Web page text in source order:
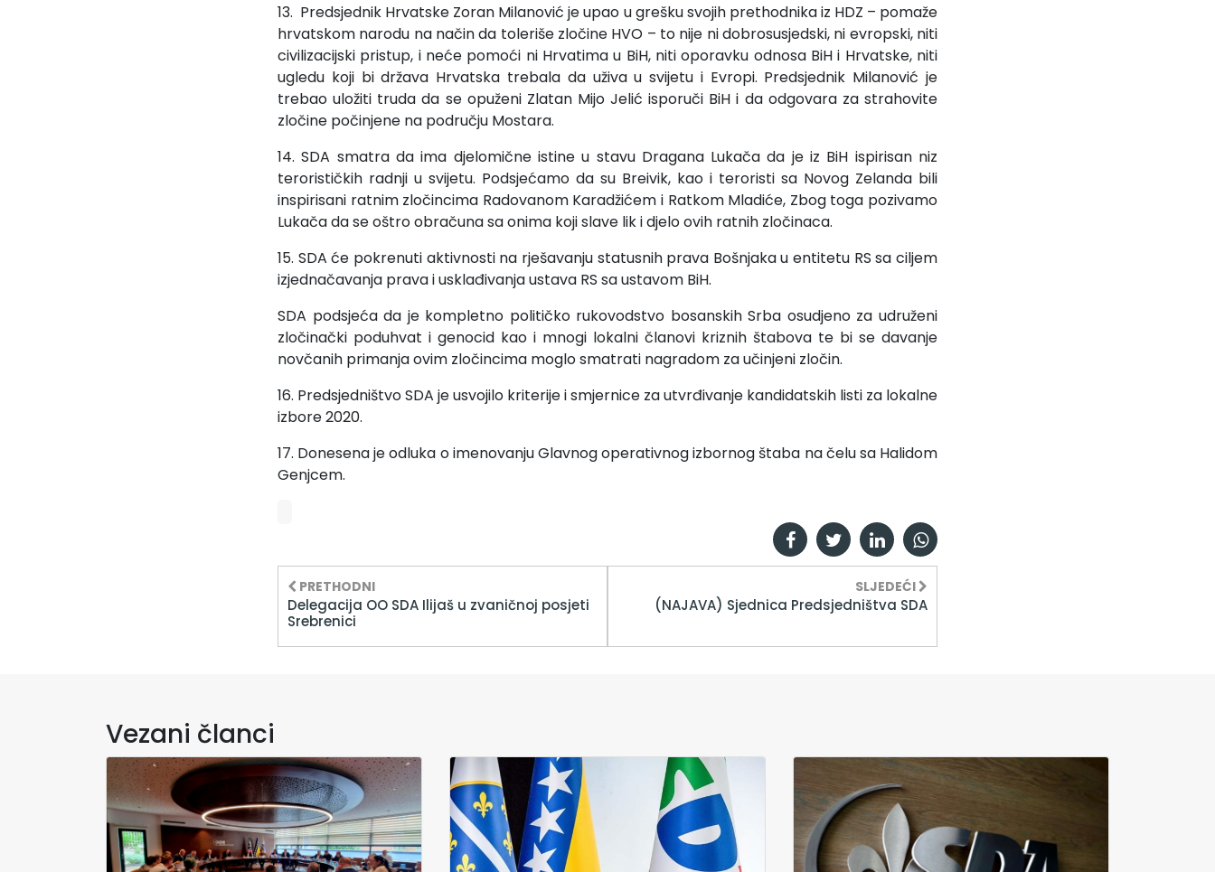
13. Predsjednik Hrvatske Zoran Milanović je upao u grešku svojih prethodnika iz HDZ – pomaže
hrvatskom narodu na način da toleriše zločine HVO – to nije ni dobrosusjedski, ni evropski, niti
civilizacijski pristup, i neće pomoći ni Hrvatima u BiH, niti oporavku odnosa BiH i Hrvatske, niti
ugledu koji bi država Hrvatska trebala da uživa u svijetu i Evropi. Predsjednik Milanović je
trebao uložiti truda da se opuženi Zlatan Mijo Jelić isporuči BiH i da odgovara za strahovite
zločine počinjene na području Mostara.
14. SDA smatra da ima djelomične istine u stavu Dragana Lukača da je iz BiH ispirisan niz
terorističkih radnji u svijetu. Podsjećamo da su Breivik, kao i teroristi sa Novog Zelanda bili
inspirisani ratnim zločincima Radovanom Karadžićem i Ratkom Mladiće, Zbog toga pozivamo
Lukača da se oštro obračuna sa onima koji slave lik i djelo ovih ratnih zločinaca.
15. SDA će pokrenuti aktivnosti na rješavanju statusnih prava Bošnjaka u entitetu RS sa ciljem
izjednačavanja prava i usklađivanja ustava RS sa ustavom BiH.
SDA podsjeća da je kompletno političko rukovodstvo bosanskih Srba osudjeno za udruženi
zločinački poduhvat i genocid kao i mnogi lokalni članovi kriznih štabova te bi se davanje
novčanih primanja ovim zločincima moglo smatrati nagradom za učinjeni zločin.
16. Predsjedništvo SDA je usvojilo kriterije i smjernice za utvrđivanje kandidatskih listi za lokalne
izbore 2020.
17. Donesena je odluka o imenovanju Glavnog operativnog izbornog štaba na čelu sa Halidom
Genjcem.
PRETHODNI
Delegacija OO SDA Ilijaš u zvaničnoj posjeti
Srebrenici
SLJEDEĆI
(NAJAVA) Sjednica Predsjedništva SDA
Vezani članci